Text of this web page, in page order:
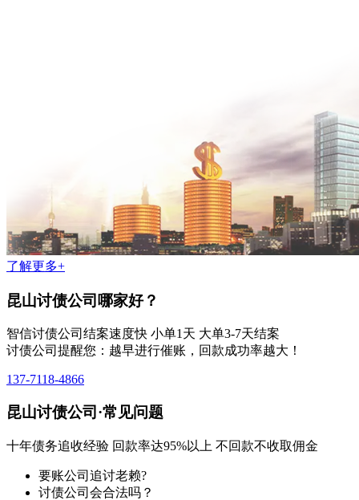
了解更多+
昆山讨债公司哪家好？
智信讨债公司结案速度快 小单1天 大单3-7天结案
讨债公司提醒您：越早进行催账，回款成功率越大！
137-7118-4866
昆山讨债公司·常见问题
十年债务追收经验 回款率达95%以上 不回款不收取佣金
要账公司追讨老赖?
讨债公司会合法吗？